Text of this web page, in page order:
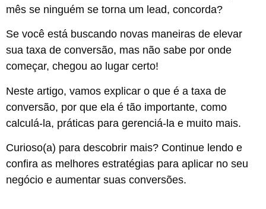
mês se ninguém se torna um lead, concorda?
Se você está buscando novas maneiras de elevar
sua taxa de conversão, mas não sabe por onde
começar, chegou ao lugar certo!
Neste artigo, vamos explicar o que é a taxa de
conversão, por que ela é tão importante, como
calculá-la, práticas para gerenciá-la e muito mais.
Curioso(a) para descobrir mais? Continue lendo e
confira as melhores estratégias para aplicar no seu
negócio e aumentar suas conversões.